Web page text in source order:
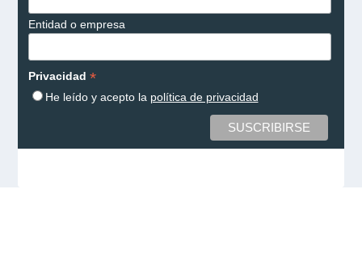
Entidad o empresa
Privacidad *
He leído y acepto la política de privacidad